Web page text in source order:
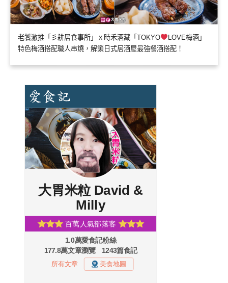
老饕激推「彡耕居食事所」ｘ時禾酒藏「TOKYO
LOVE梅酒」
特色梅酒搭配職人串燒，解鎖日式居酒屋最強餐酒搭配！